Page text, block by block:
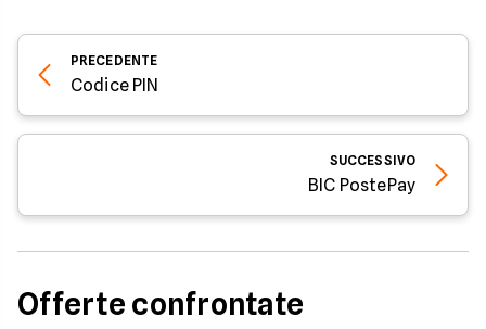
PRECEDENTE
Codice PIN
SUCCESSIVO
BIC PostePay
Offerte confrontate